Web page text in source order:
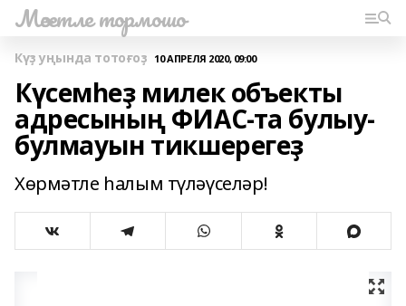
Мәсетле тормошо
Күҙ уңында тотоғоҙ 10 АПРЕЛЯ 2020, 09:00
Күсемһеҙ милек объекты
адресының ФИАС-та булыу-
булмауын тикшерегеҙ
Хөрмәтле һалым түләүселәр!